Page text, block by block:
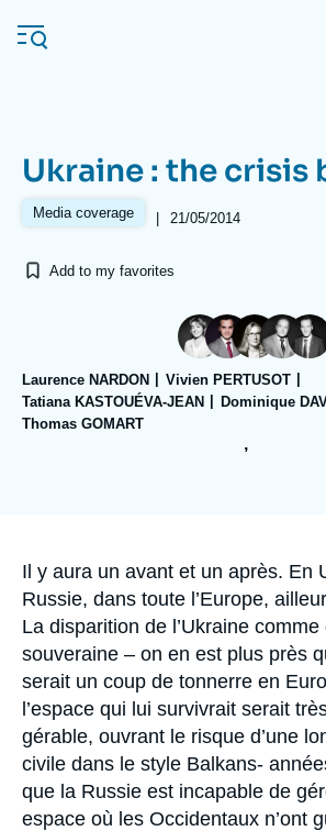
main
Navigation
principale
EventsAbout Ifri
Frequent searches
Middle East
Ukraine : the crisis
Media coverage | 21/05/2014
Add to my favorites
Laurence NARDON
Vivien PERTUSOT
Tatiana KASTOUÉVA-JEAN
Dominique
Thomas GOMART
,
Accroche
Il y aura un avant et un après. En
Russie, dans toute l’Europe,
La disparition de l’Ukraine comme
souveraine – on en est plus près
serait un coup de tonnerre en
l’espace qui lui survivrait serait
gérable, ouvrant le risque d’une
civile dans le style Balkans-
que la Russie est incapable de
espace où les Occidentaux n’ont